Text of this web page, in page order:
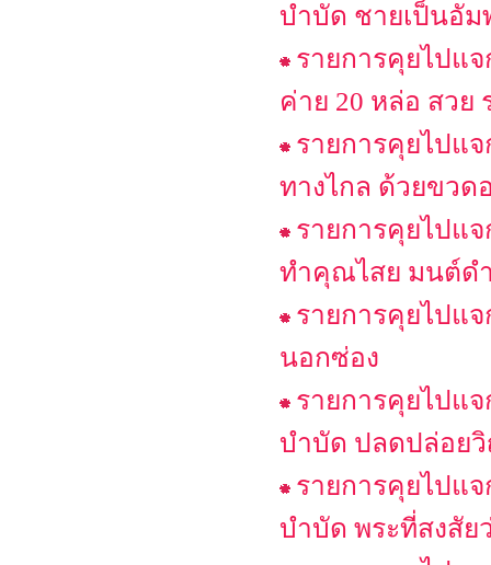
บำบัด ชายเป็นอั
รายการคุยไปแจ
ค่าย 20 หล่อ สวย
รายการคุยไปแจ
ทางไกล ด้วยขว
รายการคุยไปแ
ทำคุณไสย มนต์ดำ
รายการคุยไปแ
นอกซ่อง
รายการคุยไปแ
บำบัด ปลดปล่อย
รายการคุยไปแ
บำบัด พระที่สงสั